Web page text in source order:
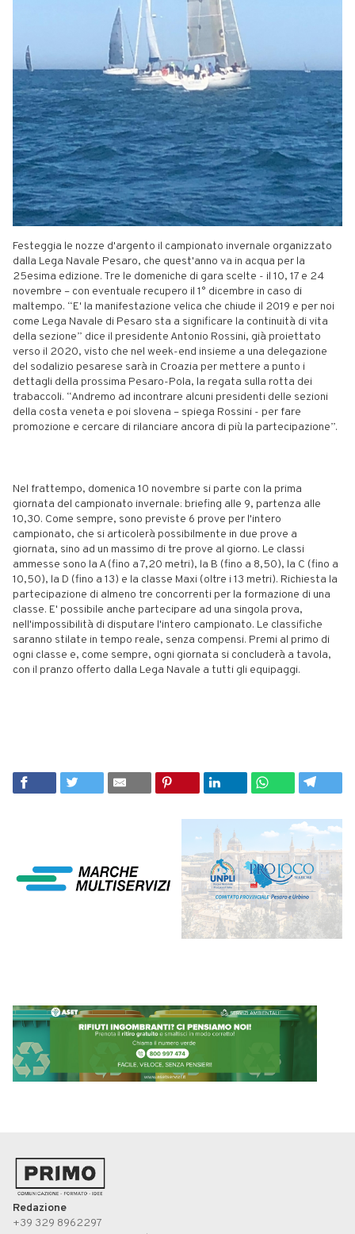
Festeggia le nozze d'argento il campionato invernale organizzato
dalla Lega Navale Pesaro, che quest'anno va in acqua per la
25esima edizione. Tre le domeniche di gara scelte - il 10, 17 e 24
novembre – con eventuale recupero il 1° dicembre in caso di
maltempo. “E' la manifestazione velica che chiude il 2019 e per noi
come Lega Navale di Pesaro sta a significare la continuità di vita
della sezione” dice il presidente Antonio Rossini, già proiettato
verso il 2020, visto che nel week-end insieme a una delegazione
del sodalizio pesarese sarà in Croazia per mettere a punto i
dettagli della prossima Pesaro-Pola, la regata sulla rotta dei
trabaccoli. “Andremo ad incontrare alcuni presidenti delle sezioni
della costa veneta e poi slovena – spiega Rossini - per fare
promozione e cercare di rilanciare ancora di più la partecipazione”.
Nel frattempo, domenica 10 novembre si parte con la prima
giornata del campionato invernale: briefing alle 9, partenza alle
10,30. Come sempre, sono previste 6 prove per l'intero
campionato, che si articolerà possibilmente in due prove a
giornata, sino ad un massimo di tre prove al giorno. Le classi
ammesse sono la A (fino a 7,20 metri), la B (fino a 8,50), la C (fino a
10,50), la D (fino a 13) e la classe Maxi (oltre i 13 metri). Richiesta la
partecipazione di almeno tre concorrenti per la formazione di una
classe. E' possibile anche partecipare ad una singola prova,
nell'impossibilità di disputare l'intero campionato. Le classifiche
saranno stilate in tempo reale, senza compensi. Premi al primo di
ogni classe e, come sempre, ogni giornata si concluderà a tavola,
con il pranzo offerto dalla Lega Navale a tutti gli equipaggi.
Redazione
+39 329 8962297